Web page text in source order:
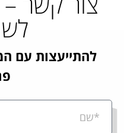
להתייעצות עם